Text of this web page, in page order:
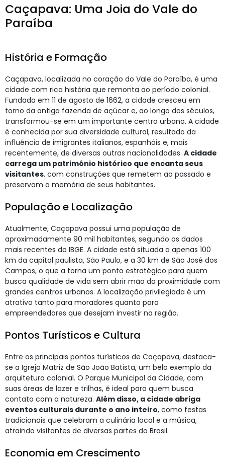
Caçapava: Uma Joia do Vale do
Paraíba
História e Formação
Caçapava, localizada no coração do Vale do Paraíba, é uma
cidade com rica história que remonta ao período colonial.
Fundada em 11 de agosto de 1662, a cidade cresceu em
torno da antiga fazenda de açúcar e, ao longo dos séculos,
transformou-se em um importante centro urbano. A cidade
é conhecida por sua diversidade cultural, resultado da
influência de imigrantes italianos, espanhóis e, mais
recentemente, de diversas outras nacionalidades. A cidade
carrega um patrimônio histórico que encanta seus
visitantes, com construções que remetem ao passado e
preservam a memória de seus habitantes.
População e Localização
Atualmente, Caçapava possui uma população de
aproximadamente 90 mil habitantes, segundo os dados
mais recentes do IBGE. A cidade está situada a apenas 100
km da capital paulista, São Paulo, e a 30 km de São José dos
Campos, o que a torna um ponto estratégico para quem
busca qualidade de vida sem abrir mão da proximidade com
grandes centros urbanos. A localização privilegiada é um
atrativo tanto para moradores quanto para
empreendedores que desejam investir na região.
Pontos Turísticos e Cultura
Entre os principais pontos turísticos de Caçapava, destaca-
se a Igreja Matriz de São João Batista, um belo exemplo da
arquitetura colonial. O Parque Municipal da Cidade, com
suas áreas de lazer e trilhas, é ideal para quem busca
contato com a natureza. Além disso, a cidade abriga
eventos culturais durante o ano inteiro, como festas
tradicionais que celebram a culinária local e a música,
atraindo visitantes de diversas partes do Brasil.
Economia em Crescimento